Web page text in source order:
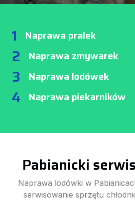
1 Naprawa pralek
2 Naprawa zmywarek
3 Naprawa lodówek
4 Naprawa piekarników
Pabianicki
Naprawa lodówki w
serwisowanie sprzętu